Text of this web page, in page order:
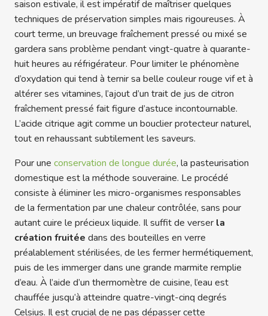
saison estivale, il est impératif de maîtriser quelques
techniques de préservation simples mais rigoureuses. À
court terme, un breuvage fraîchement pressé ou mixé se
gardera sans problème pendant vingt-quatre à quarante-
huit heures au réfrigérateur. Pour limiter le phénomène
d’oxydation qui tend à ternir sa belle couleur rouge vif et à
altérer ses vitamines, l’ajout d’un trait de jus de citron
fraîchement pressé fait figure d’astuce incontournable.
L’acide citrique agit comme un bouclier protecteur naturel,
tout en rehaussant subtilement les saveurs.
Pour une conservation de longue durée, la pasteurisation
domestique est la méthode souveraine. Le procédé
consiste à éliminer les micro-organismes responsables
de la fermentation par une chaleur contrôlée, sans pour
autant cuire le précieux liquide. Il suffit de verser la
création fruitée dans des bouteilles en verre
préalablement stérilisées, de les fermer hermétiquement,
puis de les immerger dans une grande marmite remplie
d’eau. À l’aide d’un thermomètre de cuisine, l’eau est
chauffée jusqu’à atteindre quatre-vingt-cinq degrés
Celsius. Il est crucial de ne pas dépasser cette